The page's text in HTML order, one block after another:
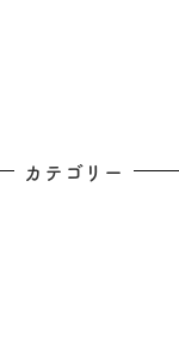
カテゴリー